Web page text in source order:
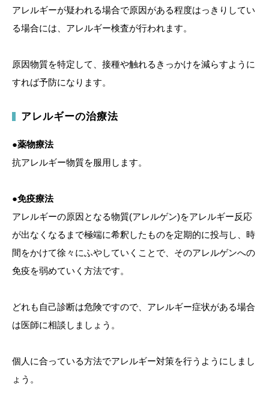
アレルギーが疑われる場合で原因がある程度はっきりしてい
る場合には、アレルギー検査が行われます。
原因物質を特定して、接種や触れるきっかけを減らすように
すれば予防になります。
アレルギーの治療法
●薬物療法
抗アレルギー物質を服用します。
●免疫療法
アレルギーの原因となる物質(アレルゲン)をアレルギー反応
が出なくなるまで極端に希釈したものを定期的に投与し、時
間をかけて徐々にふやしていくことで、そのアレルゲンへの
免疫を弱めていく方法です。
どれも自己診断は危険ですので、アレルギー症状がある場合
は医師に相談しましょう。
個人に合っている方法でアレルギー対策を行うようにしまし
ょう。